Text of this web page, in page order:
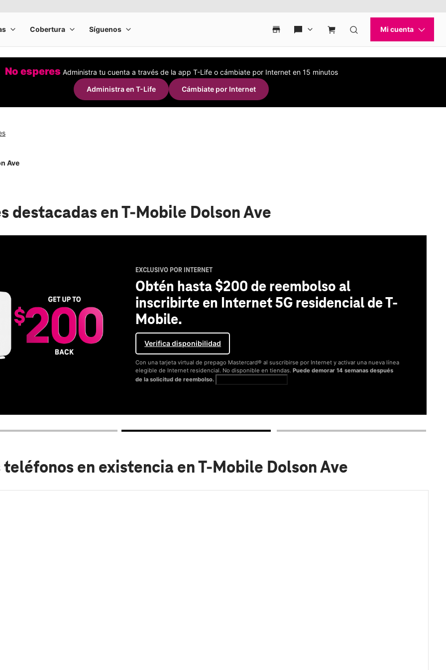
No esperes Administra tu cuenta a través de la app T-Life o cámbiate por Internet en 15 minutos
Administra en T-Life
Cámbiate por Internet
Ave
destacadas en T-Mobile Dolson Ave
EXCLUSIVO POR INTERNET
Obtén hasta $200 de reembolso al
inscribirte en Internet 5G residencial de T-
Mobile.
Verifica disponibilidad
Con una tarjeta virtual de prepago Mastercard® al suscribirse por Internet y activar una nueva línea
elegible de Internet residencial. No disponible en tiendas.Puede demorar 14 semanas después
de la solicitud de reembolso.
teléfonos en existencia en T-Mobile Dolson Ave